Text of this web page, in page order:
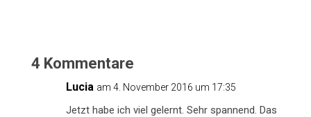
4 Kommentare
Lucia am 4. November 2016 um 17:35
Jetzt habe ich viel gelernt. Sehr spannend. Das